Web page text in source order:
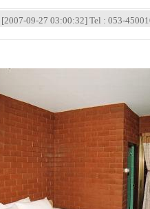
[2007-09-27 03:00:32] Tel : 053-